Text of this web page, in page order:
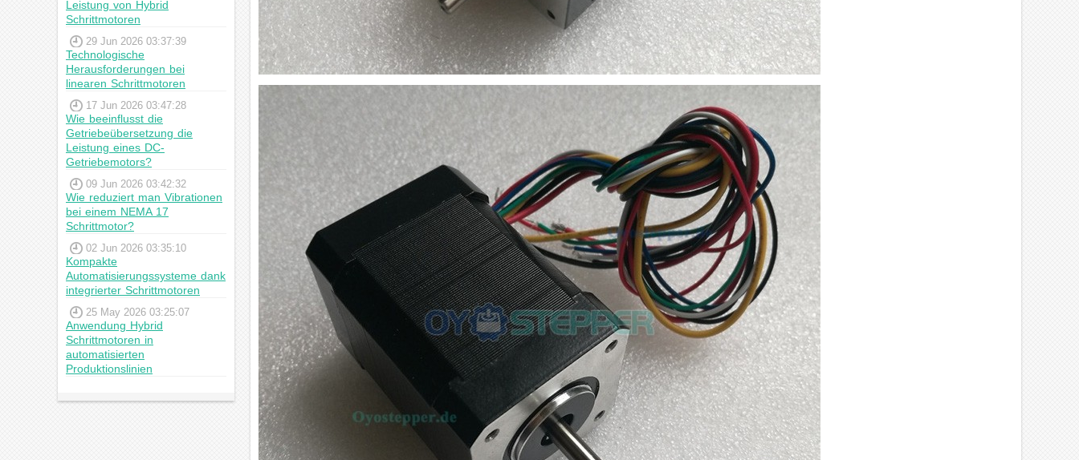
Leistung von Hybrid
Schrittmotoren
29 Jun 2026 03:37:39
Technologische
Herausforderungen bei
linearen Schrittmotoren
17 Jun 2026 03:47:28
Wie beeinflusst die
Getriebeübersetzung die
Leistung eines DC-
Getriebemotors?
09 Jun 2026 03:42:32
Wie reduziert man Vibrationen
bei einem NEMA 17
Schrittmotor?
02 Jun 2026 03:35:10
Kompakte
Automatisierungssysteme dank
integrierter Schrittmotoren
25 May 2026 03:25:07
Anwendung Hybrid
Schrittmotoren in
automatisierten
Produktionslinien